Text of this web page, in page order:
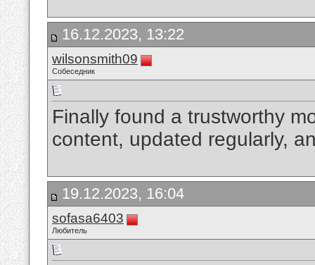
16.12.2023, 13:22
wilsonsmith09
Собеседник
Finally found a trustworthy
content, updated regularly,
19.12.2023, 16:04
sofasa6403
Любитель